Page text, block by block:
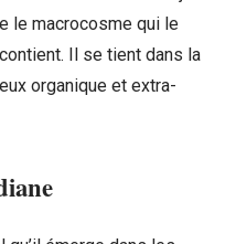
le macrocosme qui le
Il se tient dans la
organique et extra-